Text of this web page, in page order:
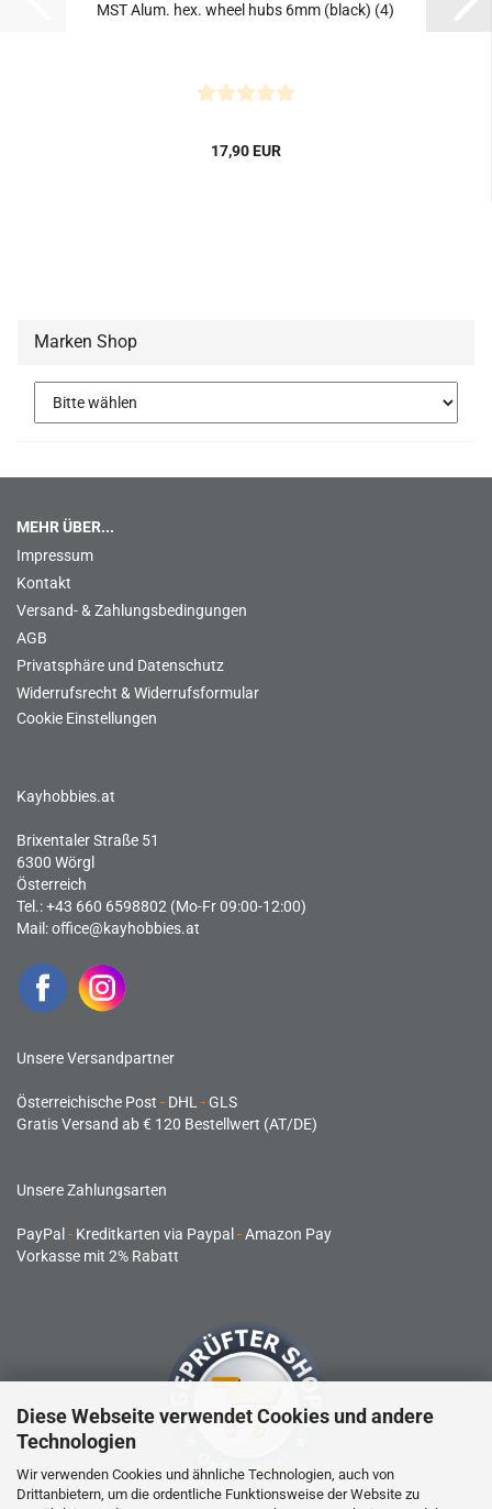
Diese Webseite verwendet Cookies und andere
Technologien
Wir verwenden Cookies und ähnliche Technologien, auch von
Drittanbietern, um die ordentliche Funktionsweise der Website zu
MST Alum. hex. wheel hubs 6mm (black) (4)
17,90 EUR
Marken Shop
MEHR ÜBER...
Impressum
Kontakt
Versand- & Zahlungsbedingungen
AGB
Privatsphäre und Datenschutz
Widerrufsrecht & Widerrufsformular
Cookie Einstellungen
Kayhobbies.at
Brixentaler Straße 51
6300 Wörgl
Österreich
Tel.: +43 660 6598802 (Mo-Fr 09:00-12:00)
Mail:office@kayhobbies.at
Unsere Versandpartner
Österreichische Post - DHL -GLS
Gratis Versand ab € 120 Bestellwert (AT/DE)
Unsere Zahlungsarten
PayPal - Kreditkarten via Paypal -Amazon Pay
Vorkasse mit 2% Rabatt